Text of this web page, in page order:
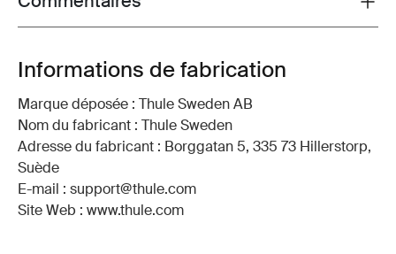
Toggle overview
Informations de fabrication
Marque déposée : Thule Sweden AB
Nom du fabricant : Thule Sweden
Adresse du fabricant : Borggatan 5, 335 73 Hillerstorp,
Suède
E-mail : support@thule.com
Site Web : www.thule.com